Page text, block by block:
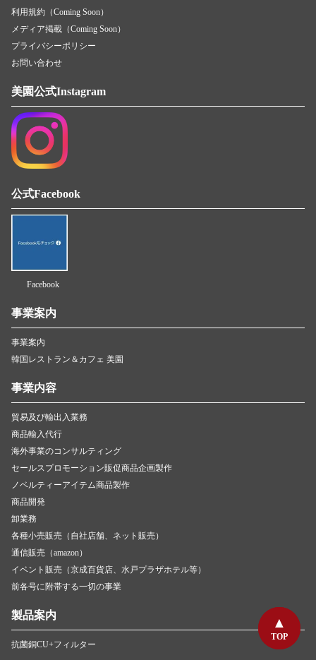
TOP
TOP
利用規約（Coming Soon）
メディア掲載（Coming Soon）
プライバシーポリシー
お問い合わせ
美園公式Instagram
公式Facebook
Facebook
事業案内
事業案内
韓国レストラン＆カフェ 美園
事業内容
貿易及び輸出入業務
商品輸入代行
海外事業のコンサルティング
セールスプロモーション販促商品企画製作
ノベルティーアイテム商品製作
商品開発
卸業務
各種小売販売（自社店舗、ネット販売）
通信販売（amazon）
イベント販売（京成百貨店、水戸プラザホテル等）
前各号に附帯する一切の事業
製品案内
抗菌銅CU+フィルター